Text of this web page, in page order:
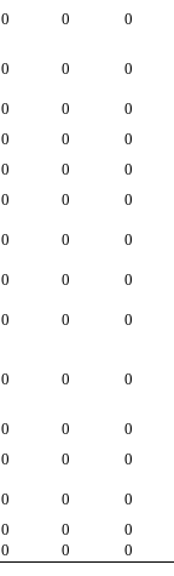
0 0 0
0 0 0
0 0 0
0 0 0
0 0 0
0 0 0
0 0 0
0 0 0
0 0 0
0 0 0
0 0 0
0 0 0
0 0 0
0 0 0
0 0 0